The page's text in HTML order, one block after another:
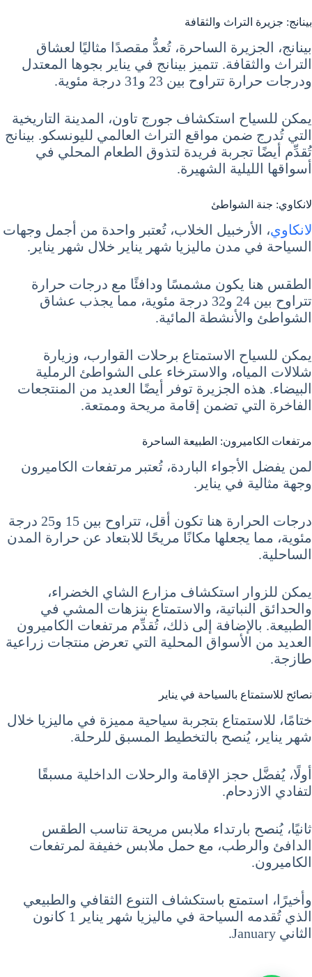
بينانج: جزيرة التراث والثقافة
بينانج، الجزيرة الساحرة، تُعدُّ مقصدًا مثاليًا لعشاق
التراث والثقافة. تتميز بينانج في يناير بجوها المعتدل
ودرجات حرارة تتراوح بين 23 و31 درجة مئوية.
يمكن للسياح استكشاف جورج تاون، المدينة التاريخية
التي تُدرج ضمن مواقع التراث العالمي لليونسكو. بينانج
تُقدِّم أيضًا تجربة فريدة لتذوق الطعام المحلي في
أسواقها الليلية الشهيرة.
لانكاوي: جنة الشواطئ
لانكاوي، الأرخبيل الخلاب، تُعتبر واحدة من أجمل وجهات
السياحة في مدن ماليزيا شهر يناير خلال شهر يناير.
الطقس هنا يكون مشمسًا ودافئًا مع درجات حرارة
تتراوح بين 24 و32 درجة مئوية، مما يجذب عشاق
الشواطئ والأنشطة المائية.
يمكن للسياح الاستمتاع برحلات القوارب، وزيارة
شلالات المياه، والاسترخاء على الشواطئ الرملية
البيضاء. هذه الجزيرة توفر أيضًا العديد من المنتجعات
الفاخرة التي تضمن إقامة مريحة وممتعة.
مرتفعات الكاميرون: الطبيعة الساحرة
لمن يفضل الأجواء الباردة، تُعتبر مرتفعات الكاميرون
وجهة مثالية في يناير.
درجات الحرارة هنا تكون أقل، تتراوح بين 15 و25 درجة
مئوية، مما يجعلها مكانًا مريحًا للابتعاد عن حرارة المدن
الساحلية.
يمكن للزوار استكشاف مزارع الشاي الخضراء،
والحدائق النباتية، والاستمتاع بنزهات المشي في
الطبيعة. بالإضافة إلى ذلك، تُقدِّم مرتفعات الكاميرون
العديد من الأسواق المحلية التي تعرض منتجات زراعية
طازجة.
نصائح للاستمتاع بالسياحة في يناير
ختامًا، للاستمتاع بتجربة سياحية مميزة في ماليزيا خلال
شهر يناير، يُنصح بالتخطيط المسبق للرحلة.
أولًا، يُفضَّل حجز الإقامة والرحلات الداخلية مسبقًا
لتفادي الازدحام.
ثانيًا، يُنصح بارتداء ملابس مريحة تناسب الطقس
الدافئ والرطب، مع حمل ملابس خفيفة لمرتفعات
الكاميرون.
وأخيرًا، استمتع باستكشاف التنوع الثقافي والطبيعي
الذي تُقدمه السياحة في ماليزيا شهر يناير 1 كانون
الثاني January.